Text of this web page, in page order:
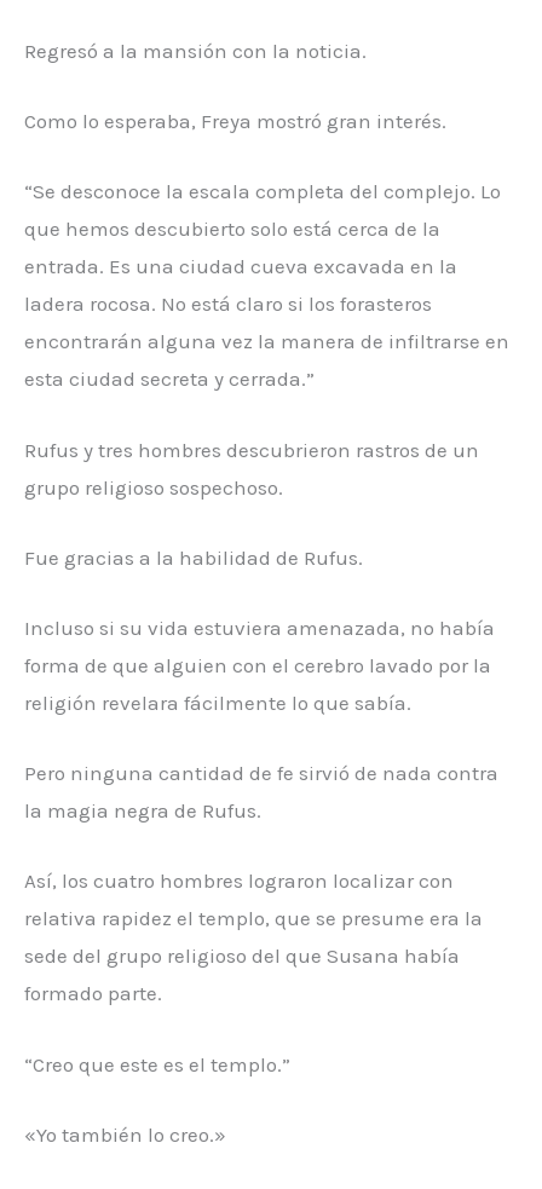
Regresó a la mansión con la noticia.
Como lo esperaba, Freya mostró gran interés.
“Se desconoce la escala completa del complejo. Lo
que hemos descubierto solo está cerca de la
entrada. Es una ciudad cueva excavada en la
ladera rocosa. No está claro si los forasteros
encontrarán alguna vez la manera de infiltrarse en
esta ciudad secreta y cerrada.”
Rufus y tres hombres descubrieron rastros de un
grupo religioso sospechoso.
Fue gracias a la habilidad de Rufus.
Incluso si su vida estuviera amenazada, no había
forma de que alguien con el cerebro lavado por la
religión revelara fácilmente lo que sabía.
Pero ninguna cantidad de fe sirvió de nada contra
la magia negra de Rufus.
Así, los cuatro hombres lograron localizar con
relativa rapidez el templo, que se presume era la
sede del grupo religioso del que Susana había
formado parte.
“Creo que este es el templo.”
«Yo también lo creo.»